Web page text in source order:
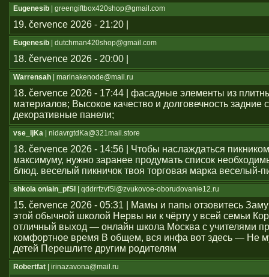
Eugenesib | greengiftbox420shop@gmail.com
19. července 2026 - 21:20 |
Eugenesib | dutchman420shop@gmail.com
18. července 2026 - 20:00 |
Warrensah | marinakenode@mail.ru
18. července 2026 - 17:44 | фасадные элементы из
материалов; Высокое качество и долговечность задние
декоративные панели;
vse_ljKa | nidavrgtdKa@321mail.store
18. července 2026 - 14:56 | Чтобы наслаждаться
максимуму, нужно заранее продумать список
блюд. веселый пикничок твоя торговая марка веселый-
shkola onlain_pfSl | qddrrfzvfSl@zvukovoe-oborudovanie12.ru
15. července 2026 - 05:31 | Мамы и папы отзовитесь
этой обычной школой Нервы ни к чёрту у всей семьи
отличный выход — онлайн школа Москва с учителями
комфортное время В общем, вся инфа вот здесь — Не
детей Перешлите другим родителям
Robertfat | irinazavona@mail.ru